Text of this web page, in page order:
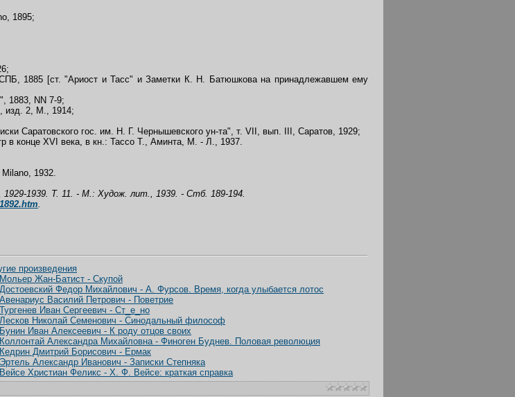
1895;
1885 [ст. "Ариост и Тасс" и Заметки К. Н. Батюшкова на принадлежавшем ему
1883, NN 7-9;
изд. 2, М., 1914;
Саратовского гос. им. Н. Г. Чернышевского ун-та", т. VII, вып. III, Саратов, 1929;
в конце XVI века, в кн.: Тассо Т., Аминта, М. - Л., 1937.
1932.
1939. Т. 11. - М.: Худож. лит., 1939 . - Стб. 189-194.
произведения
Мольер Жан-Батист - Скупой
Достоевский Федор Михайлович - А. Фурсов. Время, когда улыбается лотос
Авенариус Василий Петрович - Поветрие
Тургенев Иван Сергеевич - Ст_е_но
Лесков Николай Семенович - Синодальный философ
Бунин Иван Алексеевич - К роду отцов своих
Коллонтай Александра Михайловна - Финоген Буднев. Половая революция
Кедрин Дмитрий Борисович - Ермак
Эртель Александр Иванович - Записки Степняка
Вейсе Христиан Феликс - Х. Ф. Вейсе: краткая справка